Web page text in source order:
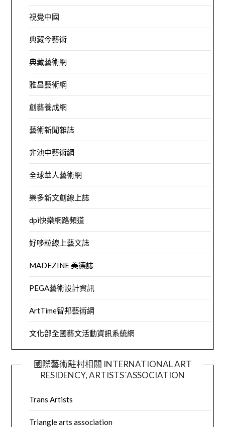
視覺中國
典藏今藝術
典藏藝術網
雅昌藝術網
創藝養成網
藝術新聞雜誌
非池中藝術網
全球華人藝術網
樂多新文創線上誌
dpi快樂網路頻道
好哆粒線上藝文誌
MADEZINE 美德誌
PEGA藝術設計資訊
ArtTime智邦藝術網
文化部全國藝文活動資訊系統網
國際藝術駐村相關 INTERNATIONAL ART
RESIDENCY, ARTISTS´ASSOCIATION
Trans Artists
Triangle arts association